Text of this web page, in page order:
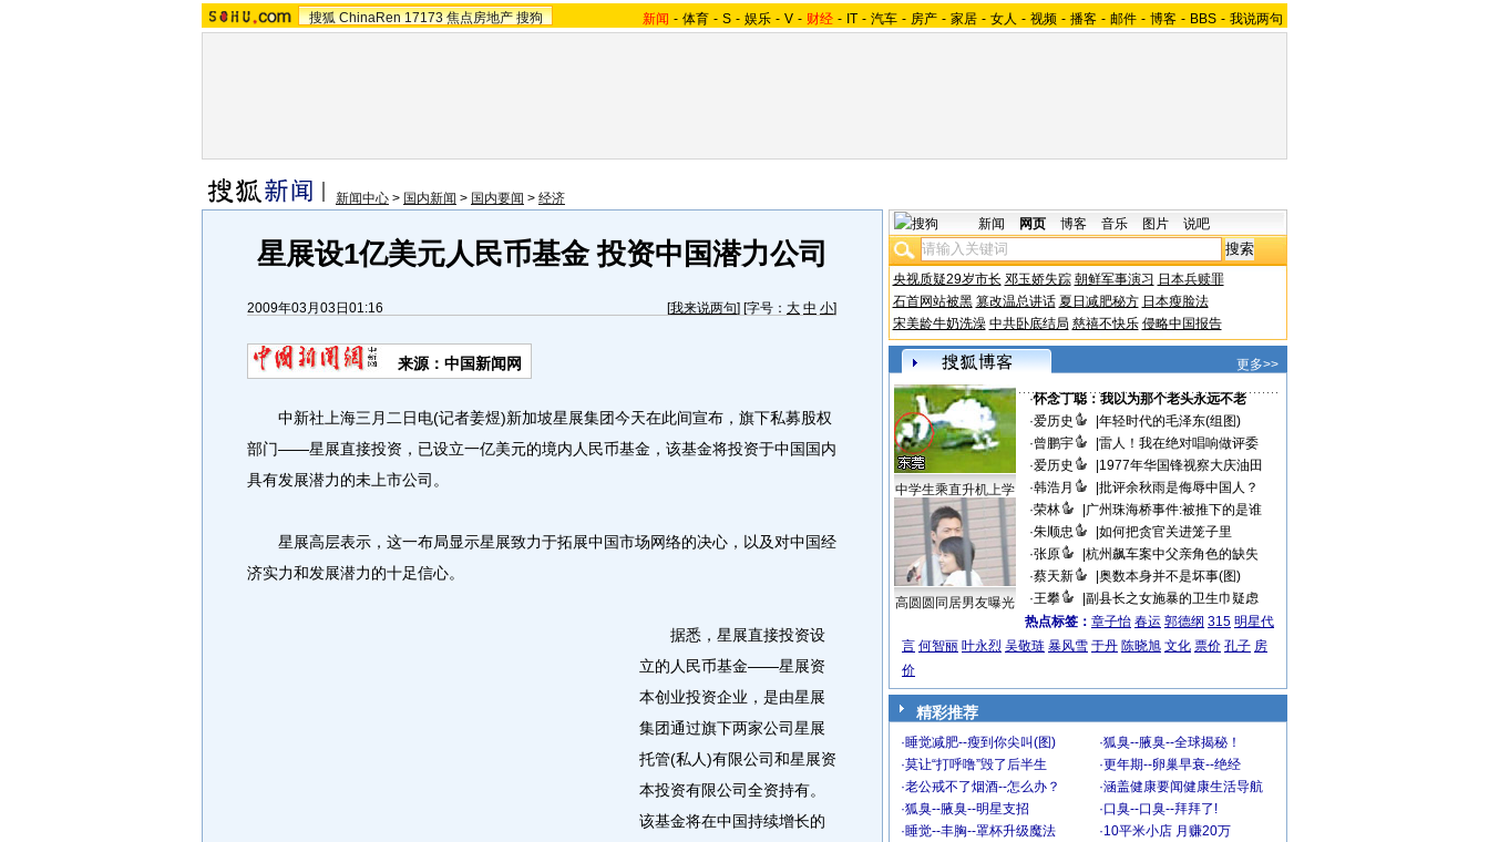
搜狐 ChinaRen 17173 焦点房地产 搜狗 新闻 - 体育 - S - 娱乐 - V - 财经 - IT - 汽车 - 房产 - 家居 - 女人 - 视频 - 播客 - 邮件 - 博客 - BBS - 我说两句
新闻中心 > 国内新闻 > 国内要闻 > 经济
星展设1亿美元人民币基金 投资中国潜力公司
2009年03月03日01:16 [我来说两句] [字号： 大 中 小]
来源：中国新闻网
中新社上海三月二日电(记者姜煜)新加坡星展集团今天在此间宣布，旗下私募股权
部门——星展直接投资，已设立一亿美元的境内人民币基金，该基金将投资于中国国内
具有发展潜力的未上市公司。
星展高层表示，这一布局显示星展致力于拓展中国市场网络的决心，以及对中国经
济实力和发展潜力的十足信心。
据悉，星展直接投资设
立的人民币基金——星展资
本创业投资企业，是由星展
集团通过旗下两家公司星展
托管(私人)有限公司和星展资
本投资有限公司全资持有。
该基金将在中国持续增长的
新闻 网页 博客 音乐 图片 说吧
央视质疑29岁市长 邓玉娇失踪 朝鲜军事演习 日本兵赎罪
石首网站被黑 篡改温总讲话 夏日减肥秘方 日本瘦脸法
宋美龄牛奶洗澡 中共卧底结局 慈禧不快乐 侵略中国报告
更多>>
中学生乘直升机上学
高圆圆同居男友曝光
·怀念丁聪：我以为那个老头永远不老
·爱历史
年轻时代的毛泽东(组图)
·曾鹏宇
雷人！我在绝对唱响做评委
·爱历史
1977年华国锋视察大庆油田
·韩浩月
批评余秋雨是侮辱中国人？
·荣林
广州珠海桥事件:被推下的是谁
·朱顺忠
如何把贪官关进笼子里
·张原
杭州飙车案中父亲角色的缺失
·蔡天新
奥数本身并不是坏事(图)
·王攀
副县长之女施暴的卫生巾疑虑
热点标签： 章子怡 春运 郭德纲 315 明星代
言 何智丽 叶永烈 吴敬琏 暴风雪 于丹 陈晓旭 文化 票价 孔子 房
价
精彩推荐
·睡觉减肥--瘦到你尖叫(图) ·狐臭--腋臭--全球揭秘！
·莫让“打呼噜”毁了后半生 ·更年期--卵巢早衰--绝经
·老公戒不了烟酒--怎么办？ ·涵盖健康要闻健康生活导航
·狐臭--腋臭--明星支招 ·口臭--口臭--拜拜了!
·睡觉--丰胸--罩杯升级魔法 ·10平米小店 月赚20万